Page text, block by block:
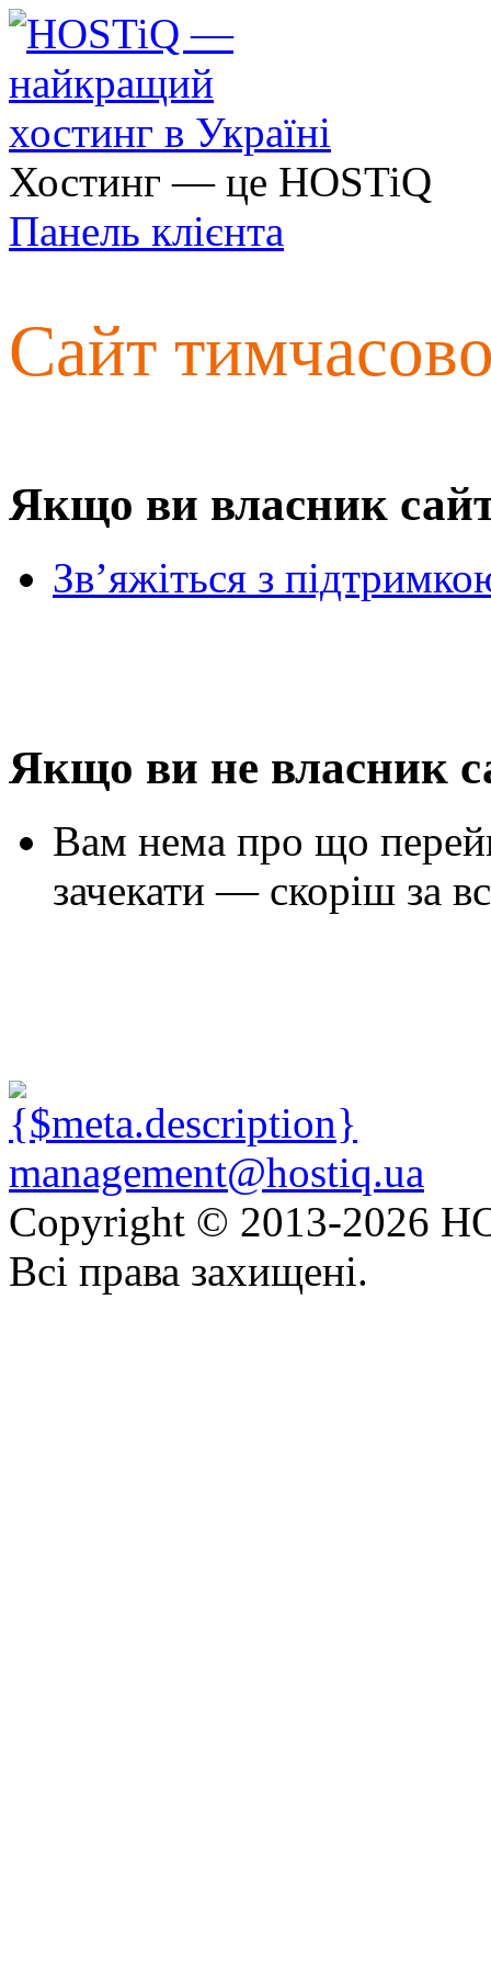
Хостинг — це HOSTiQ
Панель клієнта
Сайт
Якщо ви власник
Зв’яжіться з
Якщо ви не власник
Вам нема про що
зачекати — скоріш за
management@hostiq.ua
Copyright © 2013-2026
Всі права захищені.